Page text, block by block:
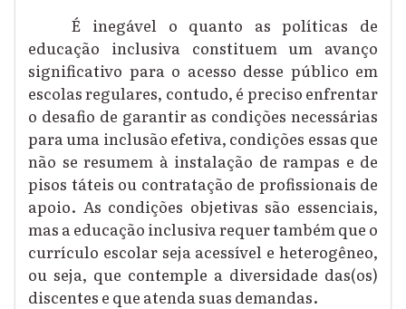
É inegável o quanto as políticas de
educação inclusiva constituem um avanço
significativo para o acesso desse público em
escolas regulares, contudo, é preciso enfrentar
o desafio de garantir as condições necessárias
para uma inclusão efetiva, condições essas que
não se resumem à instalação de rampas e de
pisos táteis ou contratação de profissionais de
apoio. As condições objetivas são essenciais,
mas a educação inclusiva requer também que o
currículo escolar seja acessível e heterogêneo,
ou seja, que contemple a diversidade das(os)
discentes e que atenda suas demandas.